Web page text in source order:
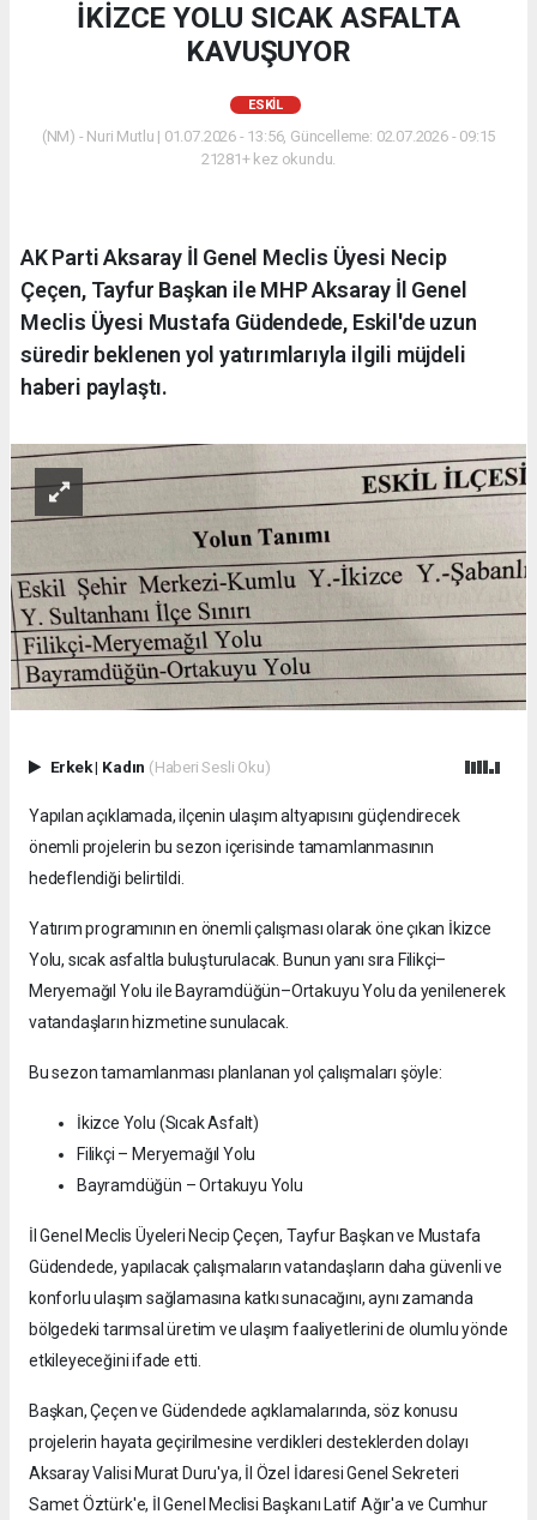
İKİZCE YOLU SICAK ASFALTA
KAVUŞUYOR
ESKİL
(NM) - Nuri Mutlu | 01.07.2026 - 13:56, Güncelleme: 02.07.2026 - 09:15
21281+ kez okundu.
AK Parti Aksaray İl Genel Meclis Üyesi Necip
Çeçen, Tayfur Başkan ile MHP Aksaray İl Genel
Meclis Üyesi Mustafa Güdendede, Eskil'de uzun
süredir beklenen yol yatırımlarıyla ilgili müjdeli
haberi paylaştı.
Erkek| Kadın (Haberi Sesli Oku)
Yapılan açıklamada, ilçenin ulaşım altyapısını güçlendirecek
önemli projelerin bu sezon içerisinde tamamlanmasının
hedeflendiği belirtildi.
Yatırım programının en önemli çalışması olarak öne çıkan İkizce
Yolu, sıcak asfaltla buluşturulacak. Bunun yanı sıra Filikçi–
Meryemağıl Yolu ile Bayramdüğün–Ortakuyu Yolu da yenilenerek
vatandaşların hizmetine sunulacak.
Bu sezon tamamlanması planlanan yol çalışmaları şöyle:
İkizce Yolu (Sıcak Asfalt)
Filikçi – Meryemağıl Yolu
Bayramdüğün – Ortakuyu Yolu
İl Genel Meclis Üyeleri Necip Çeçen, Tayfur Başkan ve Mustafa
Güdendede, yapılacak çalışmaların vatandaşların daha güvenli ve
konforlu ulaşım sağlamasına katkı sunacağını, aynı zamanda
bölgedeki tarımsal üretim ve ulaşım faaliyetlerini de olumlu yönde
etkileyeceğini ifade etti.
Başkan, Çeçen ve Güdendede açıklamalarında, söz konusu
projelerin hayata geçirilmesine verdikleri desteklerden dolayı
Aksaray Valisi Murat Duru'ya, İl Özel İdaresi Genel Sekreteri
Samet Öztürk'e, İl Genel Meclisi Başkanı Latif Ağır'a ve Cumhur